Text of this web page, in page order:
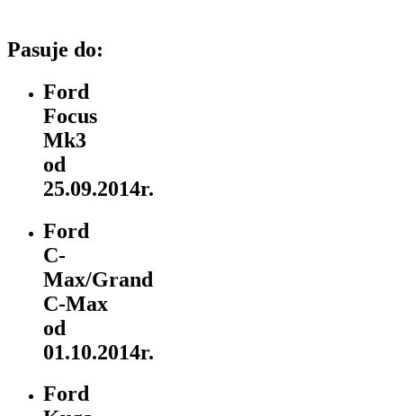
Pasuje do:
Ford
Focus
Mk3
od
25.09.2014r.
Ford
C-
Max/Grand
C-Max
od
01.10.2014r.
Ford